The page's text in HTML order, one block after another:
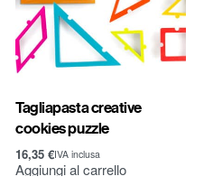
Tagliapasta creative
cookies puzzle
16,35 €IVA inclusa
Aggiungi al carrello